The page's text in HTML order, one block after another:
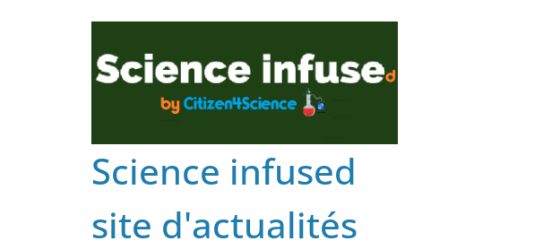
Science infused
site d'actualités